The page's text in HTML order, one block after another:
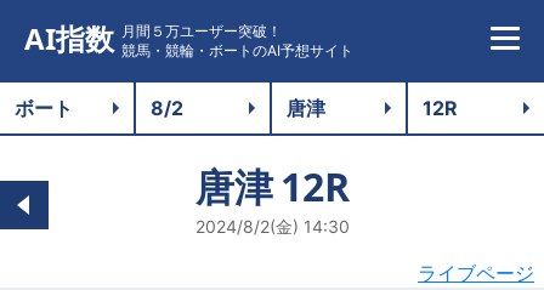
AI指数 月間５万ユーザー突破！
競馬・競輪・ボートのAI予想サイト
唐津12R
2024/8/2(金) 14:30
ライブページ